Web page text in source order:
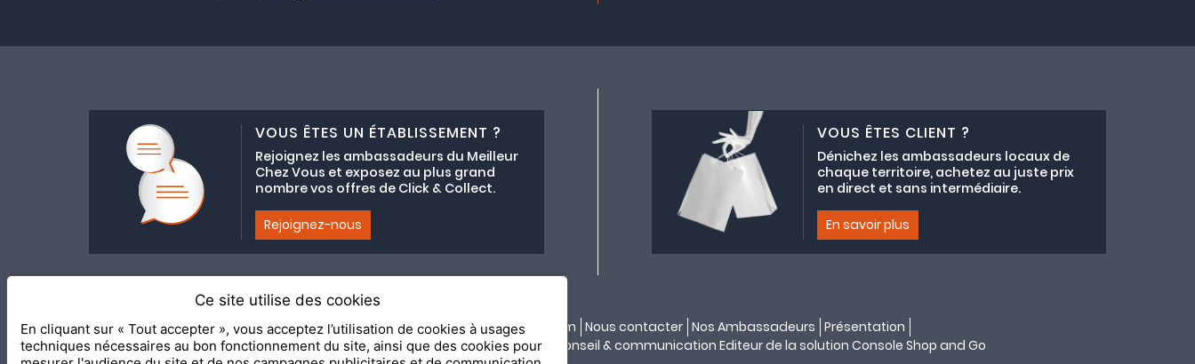
VOUS ÊTES UN ÉTABLISSEMENT ?
Rejoignez les ambassadeurs du Meilleur
Chez Vous et exposez au plus grand
nombre vos offres de Click & Collect.
Rejoignez-nous
VOUS ÊTES CLIENT ?
Dénichez les ambassadeurs locaux de
chaque territoire, achetez au juste prix
en direct et sans intermédiaire.
En savoir plus
Adhésion au collectif lemeilleurchezvous.com Nous contacter Nos Ambassadeurs Présentation
2020 Le Meilleur Chez Vous, édité parAPI & YOU| Agence conseil & communication Editeur de la solution Console Shop and Go
Ce site utilise des cookies
En cliquant sur « Tout accepter », vous acceptez l’utilisation de cookies à usages
techniques nécessaires au bon fonctionnement du site, ainsi que des cookies pour